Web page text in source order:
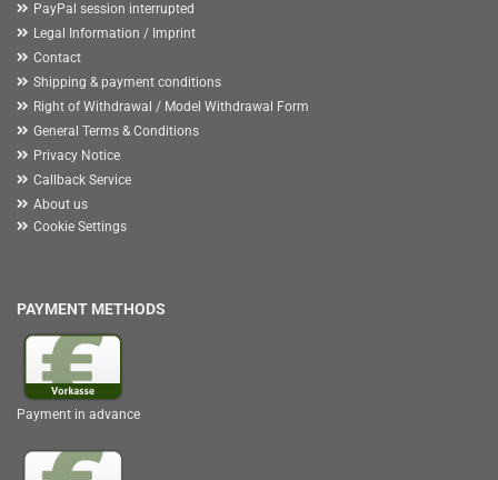
PayPal session interrupted
Legal Information / Imprint
Contact
Shipping & payment conditions
Right of Withdrawal / Model Withdrawal Form
General Terms & Conditions
Privacy Notice
Callback Service
About us
Cookie Settings
PAYMENT METHODS
Payment in advance